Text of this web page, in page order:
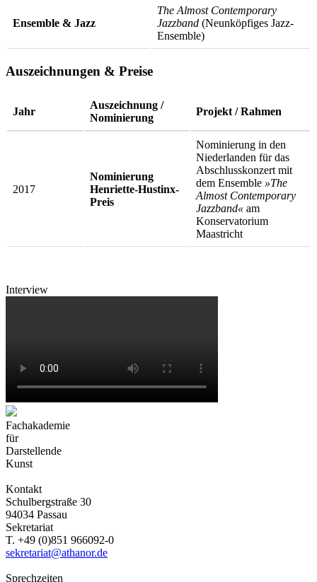
Ensemble & Jazz
The Almost Contemporary
Jazzband (Neunköpfiges Jazz-
Ensemble)
Auszeichnungen & Preise
Jahr
Auszeichnung /
Nominierung
Projekt / Rahmen
2017
Nominierung
Henriette-Hustinx-
Preis
Nominierung in den
Niederlanden für das
Abschlusskonzert mit
dem Ensemble »The
Almost Contemporary
Jazzband« am
Konservatorium
Maastricht
Interview
Fachakademie
für
Darstellende
Kunst
Kontakt
Schulbergstraße 30
94034 Passau
Sekretariat
T. +49 (0)851 966092-0
sekretariat@athanor.de
Sprechzeiten